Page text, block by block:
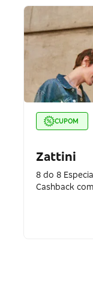
CUPOM
Zattini
8 do 8
Cashback